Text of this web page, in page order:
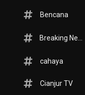
Bencana
cahaya
Cianjur TV